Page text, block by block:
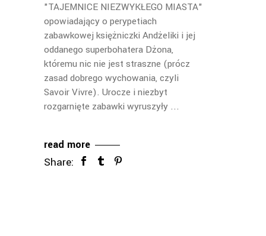
"TAJEMNICE NIEZWYKŁEGO MIASTA"
opowiadający o perypetiach
zabawkowej księżniczki Andżeliki i jej
oddanego superbohatera Dżona,
któremu nic nie jest straszne (prócz
zasad dobrego wychowania, czyli
Savoir Vivre). Urocze i niezbyt
rozgarnięte zabawki wyruszyły
read more
Share: